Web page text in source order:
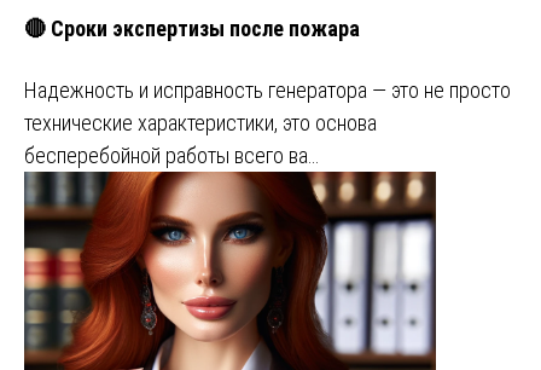
🔴 Сроки экспертизы после пожара
Надежность и исправность генератора — это не просто
технические характеристики, это основа
бесперебойной работы всего ва…